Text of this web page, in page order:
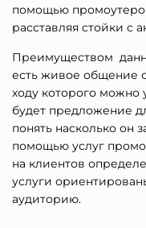
помощью
расставляя стойки с
Преимуществом
есть живое общение
ходу которого можно
будет предложение
понять насколько он
помощью услуг
на клиентов
услуги
аудиторию.